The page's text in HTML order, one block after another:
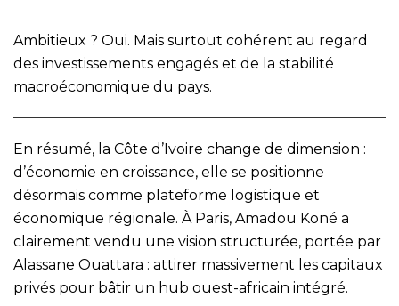
Ambitieux ? Oui. Mais surtout cohérent au regard
des investissements engagés et de la stabilité
macroéconomique du pays.
En résumé, la Côte d’Ivoire change de dimension :
d’économie en croissance, elle se positionne
désormais comme plateforme logistique et
économique régionale. À Paris, Amadou Koné a
clairement vendu une vision structurée, portée par
Alassane Ouattara : attirer massivement les capitaux
privés pour bâtir un hub ouest-africain intégré.